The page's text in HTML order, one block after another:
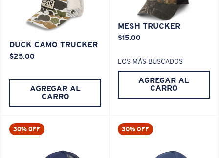
DUCK CAMO TRUCKER
$25.00
AGREGAR AL
CARRO
MESH TRUCKER
$15.00
LOS MÁS BUSCADOS
AGREGAR AL
CARRO
30% OFF 30% OFF